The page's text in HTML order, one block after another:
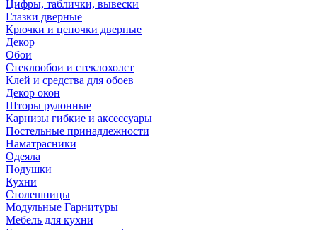
Цифры, таблички, вывески
Глазки дверные
Крючки и цепочки дверные
Декор
Обои
Стеклообои и стеклохолст
Клей и средства для обоев
Декор окон
Шторы рулонные
Карнизы гибкие и аксессуары
Постельные принадлежности
Наматрасники
Одеяла
Подушки
Кухни
Столешницы
Модульные Гарнитуры
Мебель для кухни